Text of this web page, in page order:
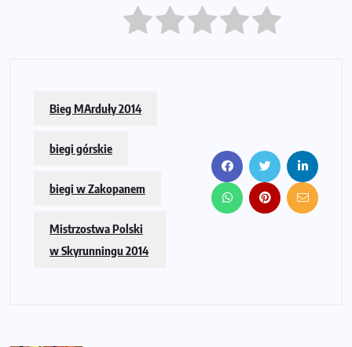
Bieg MArduły 2014
biegi górskie
biegi w Zakopanem
Mistrzostwa Polski
w Skyrunningu 2014